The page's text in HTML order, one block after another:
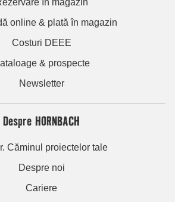
în magazin
online & plată în magazin
Costuri DEEE
& prospecte
Newsletter
Despre HORNBACH
Căminul proiectelor tale
Despre noi
Cariere